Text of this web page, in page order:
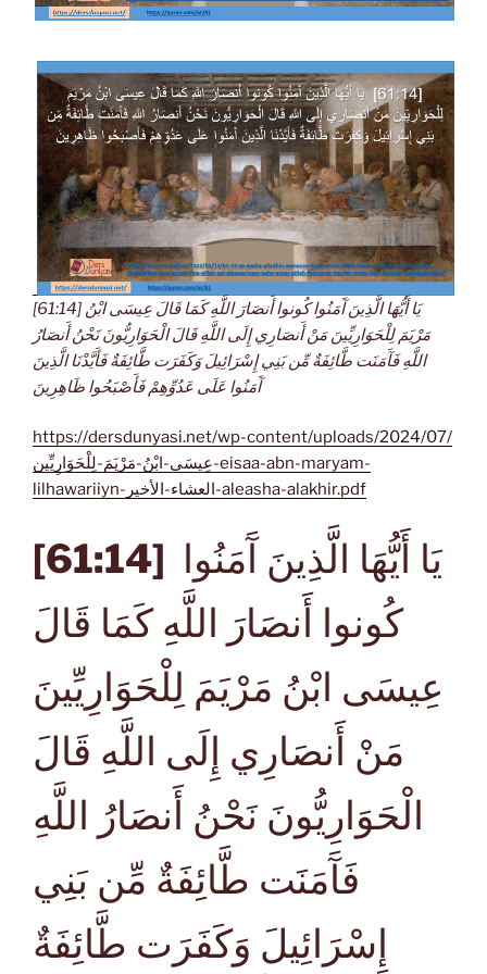
[61:14] يَا أَيُّهَا الَّذِينَ آَمَنُوا كُونوا أَنصَارَ اللَّهِ كَمَا قَالَ عِيسَى ابْنُ
مَرْيَمَ لِلْحَوَارِيِّينَ مَنْ أَنصَارِي إِلَى اللَّهِ قَالَ الْحَوَارِيُّونَ نَحْنُ أَنصَارُ
اللَّهِ فَآَمَنَت طَّائِفَةٌ مِّن بَنِي إِسْرَائِيلَ وَكَفَرَت طَّائِفَةٌ فَأَيَّدْنَا الَّذِينَ
آَمَنُوا عَلَى عَدُوِّهِمْ فَأَصْبَحُوا ظَاهِرِينَ
https://dersdunyasi.net/wp-content/uploads/2024/07/
عِيسَى-ابْنُ-مَرْيَمَ-لِلْحَوَارِيِّين-eisaa-abn-maryam-
lilhawariiyn-العشاء-الأخير-aleasha-alakhir.pdf
[61:14]
كُونوا أَنصَارَ اللَّهِ كَمَا قَالَ
عِيسَى ابْنُ مَرْيَمَ لِلْحَوَارِيِّينَ
مَنْ أَنصَارِي إِلَى اللَّهِ قَالَ
الْحَوَارِيُّونَ نَحْنُ أَنصَارُ اللَّهِ
فَآَمَنَت طَّائِفَةٌ مِّن بَنِي
إِسْرَائِيلَ وَكَفَرَت طَّائِفَةٌ